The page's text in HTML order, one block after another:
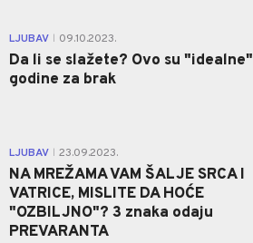
LJUBAV 09.10.2023.
Da li se slažete? Ovo su "idealne"
godine za brak
LJUBAV 23.09.2023.
NA MREŽAMA VAM ŠALJE SRCA I
VATRICE, MISLITE DA HOĆE
"OZBILJNO"? 3 znaka odaju
PREVARANTA